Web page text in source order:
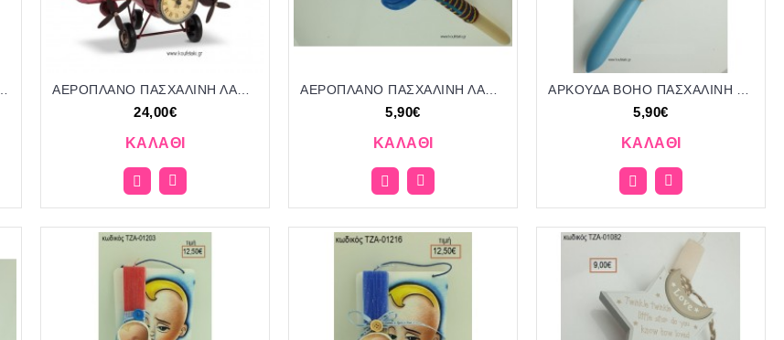
24,00€
ΚΑΛΆΘΙ
5,90€
ΚΑΛΆΘΙ
5,90€
ΚΑΛΆΘΙ